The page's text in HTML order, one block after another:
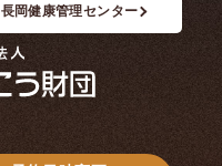
長岡健康管理センター